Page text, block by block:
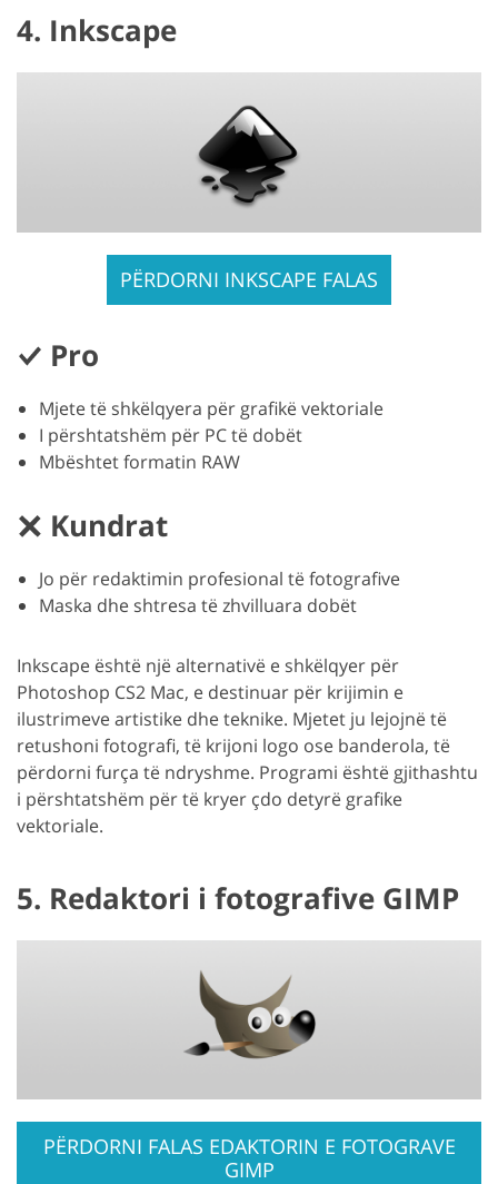
4. Inkscape
PËRDORNI INKSCAPE FALAS
Pro
Mjete të shkëlqyera për grafikë vektoriale
I përshtatshëm për PC të dobët
Mbështet formatin RAW
Kundrat
Jo për redaktimin profesional të fotografive
Maska dhe shtresa të zhvilluara dobët
Inkscape është një alternativë e shkëlqyer për
Photoshop CS2 Mac, e destinuar për krijimin e
ilustrimeve artistike dhe teknike. Mjetet ju lejojnë të
retushoni fotografi, të krijoni logo ose banderola, të
përdorni furça të ndryshme. Programi është gjithashtu
i përshtatshëm për të kryer çdo detyrë grafike
vektoriale.
5. Redaktori i fotografive GIMP
PËRDORNI FALAS EDAKTORIN E FOTOGRAVE
GIMP